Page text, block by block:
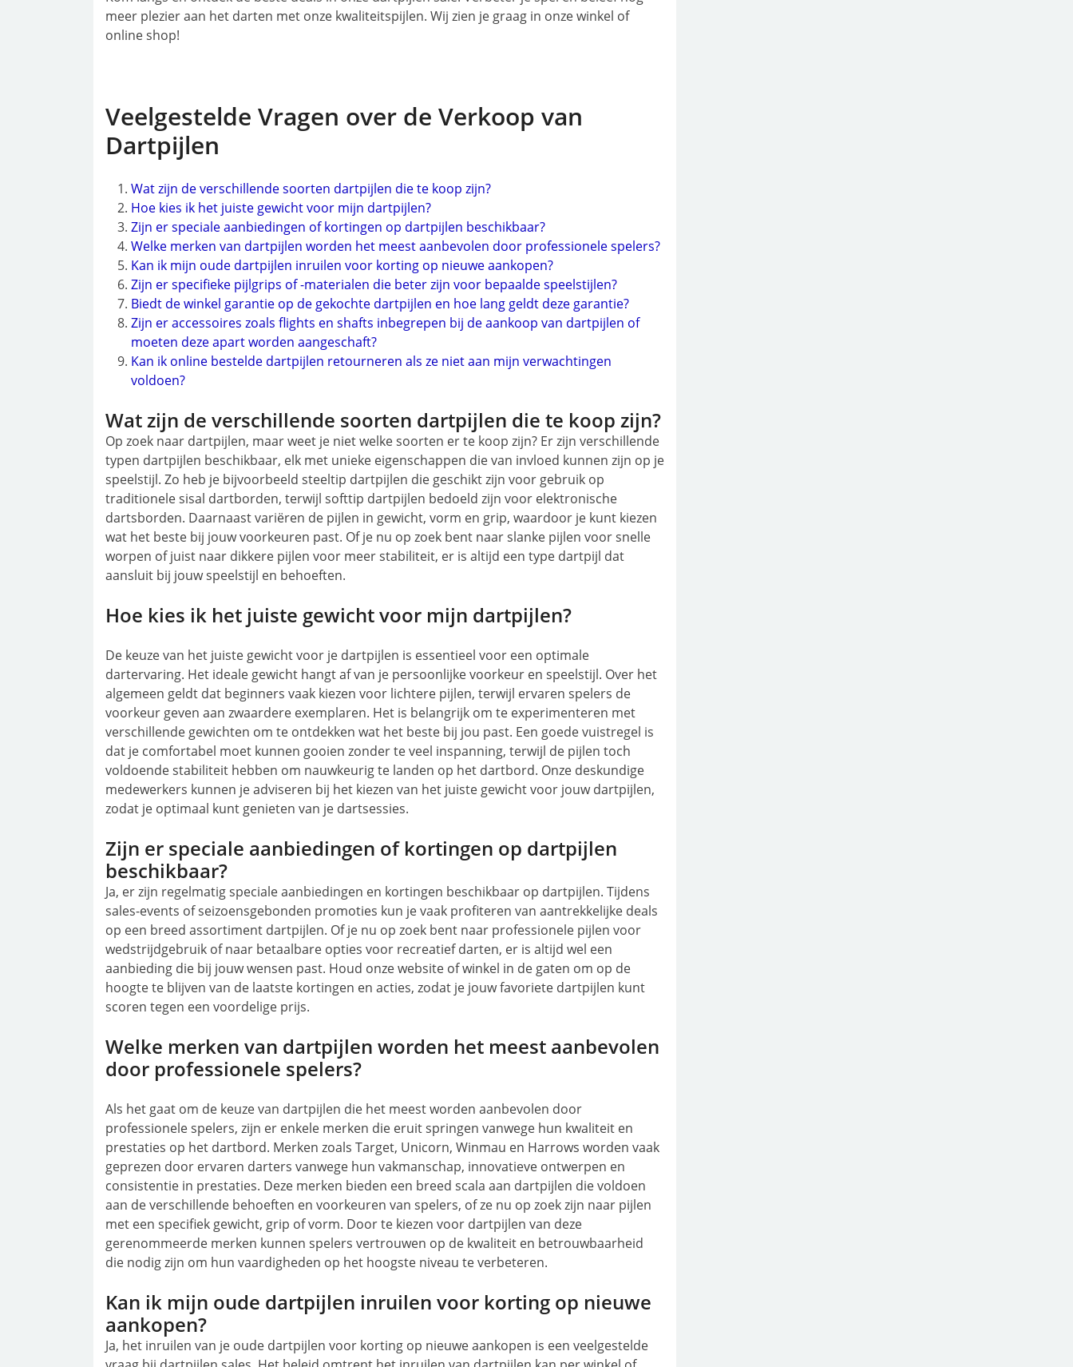
meer plezier aan het darten met onze kwaliteitspijlen. Wij zien je graag in onze winkel of
online shop!
Veelgestelde Vragen over de Verkoop van
Dartpijlen
Wat zijn de verschillende soorten dartpijlen die te koop zijn?
Hoe kies ik het juiste gewicht voor mijn dartpijlen?
Zijn er speciale aanbiedingen of kortingen op dartpijlen beschikbaar?
Welke merken van dartpijlen worden het meest aanbevolen door professionele spelers?
Kan ik mijn oude dartpijlen inruilen voor korting op nieuwe aankopen?
Zijn er specifieke pijlgrips of -materialen die beter zijn voor bepaalde speelstijlen?
Biedt de winkel garantie op de gekochte dartpijlen en hoe lang geldt deze garantie?
Zijn er accessoires zoals flights en shafts inbegrepen bij de aankoop van dartpijlen of
moeten deze apart worden aangeschaft?
Kan ik online bestelde dartpijlen retourneren als ze niet aan mijn verwachtingen
voldoen?
Wat zijn de verschillende soorten dartpijlen die te koop zijn?
Op zoek naar dartpijlen, maar weet je niet welke soorten er te koop zijn? Er zijn verschillende
typen dartpijlen beschikbaar, elk met unieke eigenschappen die van invloed kunnen zijn op je
speelstijl. Zo heb je bijvoorbeeld steeltip dartpijlen die geschikt zijn voor gebruik op
traditionele sisal dartborden, terwijl softtip dartpijlen bedoeld zijn voor elektronische
dartsborden. Daarnaast variëren de pijlen in gewicht, vorm en grip, waardoor je kunt kiezen
wat het beste bij jouw voorkeuren past. Of je nu op zoek bent naar slanke pijlen voor snelle
worpen of juist naar dikkere pijlen voor meer stabiliteit, er is altijd een type dartpijl dat
aansluit bij jouw speelstijl en behoeften.
Hoe kies ik het juiste gewicht voor mijn dartpijlen?
De keuze van het juiste gewicht voor je dartpijlen is essentieel voor een optimale
dartervaring. Het ideale gewicht hangt af van je persoonlijke voorkeur en speelstijl. Over het
algemeen geldt dat beginners vaak kiezen voor lichtere pijlen, terwijl ervaren spelers de
voorkeur geven aan zwaardere exemplaren. Het is belangrijk om te experimenteren met
verschillende gewichten om te ontdekken wat het beste bij jou past. Een goede vuistregel is
dat je comfortabel moet kunnen gooien zonder te veel inspanning, terwijl de pijlen toch
voldoende stabiliteit hebben om nauwkeurig te landen op het dartbord. Onze deskundige
medewerkers kunnen je adviseren bij het kiezen van het juiste gewicht voor jouw dartpijlen,
zodat je optimaal kunt genieten van je dartsessies.
Zijn er speciale aanbiedingen of kortingen op dartpijlen
beschikbaar?
Ja, er zijn regelmatig speciale aanbiedingen en kortingen beschikbaar op dartpijlen. Tijdens
sales-events of seizoensgebonden promoties kun je vaak profiteren van aantrekkelijke deals
op een breed assortiment dartpijlen. Of je nu op zoek bent naar professionele pijlen voor
wedstrijdgebruik of naar betaalbare opties voor recreatief darten, er is altijd wel een
aanbieding die bij jouw wensen past. Houd onze website of winkel in de gaten om op de
hoogte te blijven van de laatste kortingen en acties, zodat je jouw favoriete dartpijlen kunt
scoren tegen een voordelige prijs.
Welke merken van dartpijlen worden het meest aanbevolen
door professionele spelers?
Als het gaat om de keuze van dartpijlen die het meest worden aanbevolen door
professionele spelers, zijn er enkele merken die eruit springen vanwege hun kwaliteit en
prestaties op het dartbord. Merken zoals Target, Unicorn, Winmau en Harrows worden vaak
geprezen door ervaren darters vanwege hun vakmanschap, innovatieve ontwerpen en
consistentie in prestaties. Deze merken bieden een breed scala aan dartpijlen die voldoen
aan de verschillende behoeften en voorkeuren van spelers, of ze nu op zoek zijn naar pijlen
met een specifiek gewicht, grip of vorm. Door te kiezen voor dartpijlen van deze
gerenommeerde merken kunnen spelers vertrouwen op de kwaliteit en betrouwbaarheid
die nodig zijn om hun vaardigheden op het hoogste niveau te verbeteren.
Kan ik mijn oude dartpijlen inruilen voor korting op nieuwe
aankopen?
Ja, het inruilen van je oude dartpijlen voor korting op nieuwe aankopen is een veelgestelde